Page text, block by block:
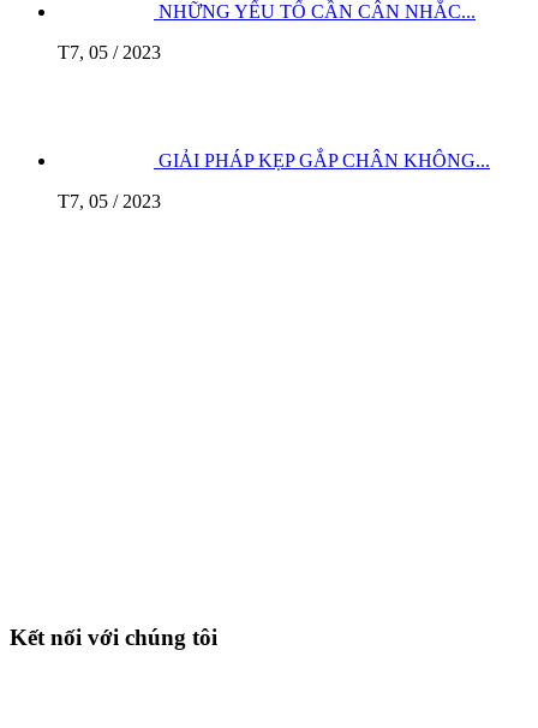
NHỮNG YẾU TỐ CẦN CÂN NHẮC...
T7, 05 / 2023
GIẢI PHÁP KẸP GẮP CHÂN KHÔNG...
T7, 05 / 2023
Kết nối với chúng tôi